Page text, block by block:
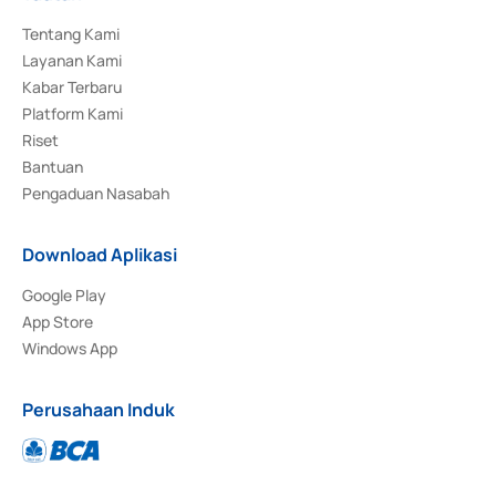
Tentang Kami
Layanan Kami
Kabar Terbaru
Platform Kami
Riset
Bantuan
Pengaduan Nasabah
Download Aplikasi
Google Play
App Store
Windows App
Perusahaan Induk